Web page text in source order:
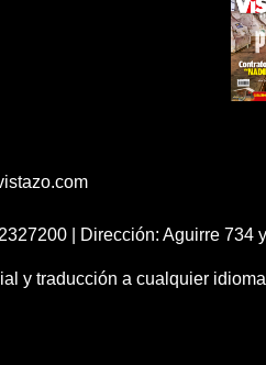
| Dirección: Aguirre 734
y traducción a cualquier